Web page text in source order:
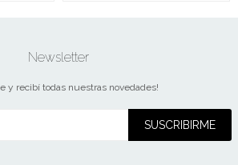
Newsletter
y recibí todas nuestras novedades!
SUSCRIBIRME